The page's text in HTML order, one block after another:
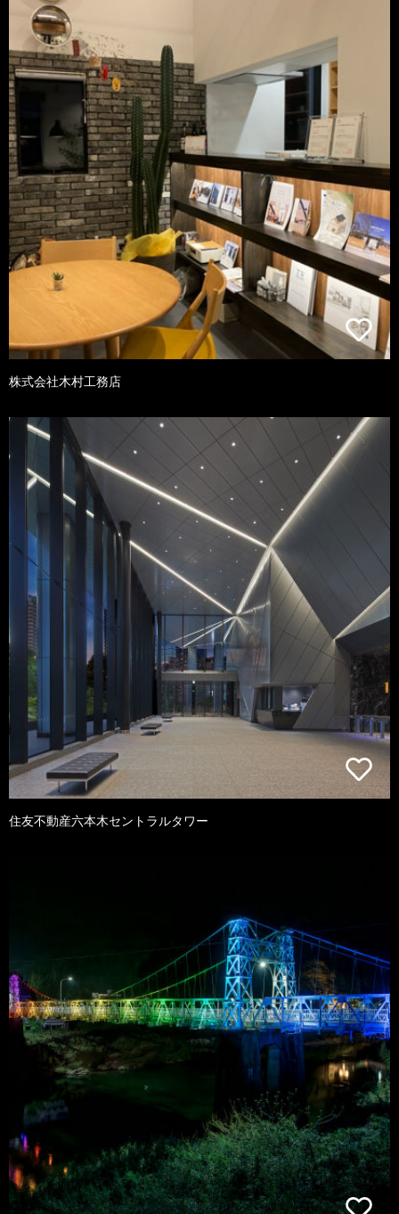
株式会社木村工務店
住友不動産六本木セントラルタワー